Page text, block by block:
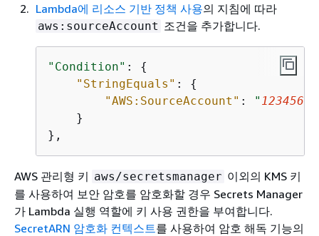
Lambda에 리소스 기반 정책 사용의 지침에 따라
aws:sourceAccount 조건을 추가합니다.
"Condition" : {
"StringEquals" : {
"AWS:SourceAccount" : "
    }
},
AWS 관리형 키 aws/secretsmanager 이외의 KMS 키
를 사용하여 보안 암호를 암호화할 경우 Secrets Manager
가 Lambda 실행 역할에 키 사용 권한을 부여합니다.
SecretARN 암호화 컨텍스트를 사용하여 암호 해독 기능의